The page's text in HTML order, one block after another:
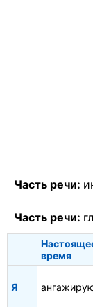
Часть речи:
Часть речи:
время
Я